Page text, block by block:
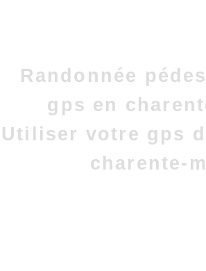
Randonnée
gps en
Utiliser votre gps
charente-